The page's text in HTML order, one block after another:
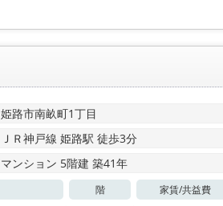
姫路市南畝町1丁目
ＪＲ神戸線 姫路駅 徒歩3分
マンション 5階建 築41年
階 家賃/共益費